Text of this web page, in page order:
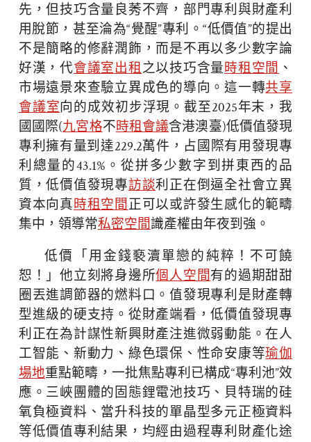
先，但技巧含量良莠不齊，部門專利與財產利
用脫節，甚至淪為“覺醒”專利。“低價值”的提出
不是簡略的修辭潤飾，而是不再以多少數字論
好漢，代會議室出租之以技巧含量時租空間 、
市場遠景來查驗立異成色的導向。這一轉共享
會議室向的成效初步浮現。截至2025年末，我
國國際(九宮格不時租會議含港澳臺)低價值發現
專利擁有量到達229.2萬件，占國際有用發現專
利總量的43.1%。從拼多少數字到拼東西的品
質，低價值發現專訪談利正在倒逼全社會立異
資本向真時租空間正可以或許發生感化的範疇
集中，領導常私密空間識產權由年夜到強。
低價「用金錢褻瀆單戀的純粹！不可饒
恕！」他立刻將身邊所個人空間有的過期甜甜
圈丟進調節器的燃料口。值發現專利是財產轉
型進級的硬支持。從財產端看，低價值發現專
利正在為計謀性新興財產注進微弱動能。在人
工智能、新動力、綠色環保、性命安康等瑜伽
場地重點範疇，一批焦點專利已構成“專利池”效
應。三峽團體的固態鋰電池技巧、貝特瑞的硅
氧負極資料、當升科技的單晶型多元正極資料
等低價值專利結果，均經由過程專利財產化途